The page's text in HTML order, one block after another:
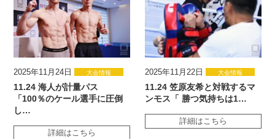
2025年11月24日 大会情報
11.24 海人が計量パス
「100％のケール選手に圧倒
し…
詳細はこちら
2025年11月22日 大会情報
11.24 笠原友希と対戦するマ
ンモス「 勝つ気持ちは1…
詳細はこちら